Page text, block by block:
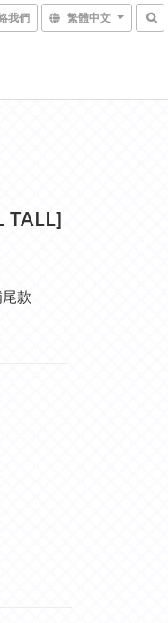
我們 繁體中文
TALL]
款